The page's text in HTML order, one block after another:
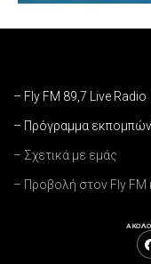
– Fly FM 89,7 Live Radio
– Πρόγραμμα εκπομπών
– Σχετικά με εμάς
– Προβολή στον Fly